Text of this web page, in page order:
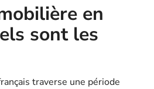
en
sont les
traverse une période